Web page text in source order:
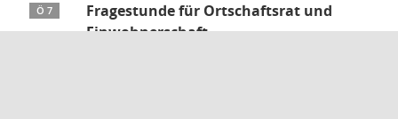
Ö 7
Fragestunde für Ortschaftsrat und
Einwohnerschaft